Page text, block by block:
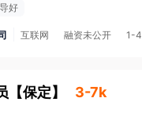
好
互联网 融资未公开 1-
【保定】 3-7k